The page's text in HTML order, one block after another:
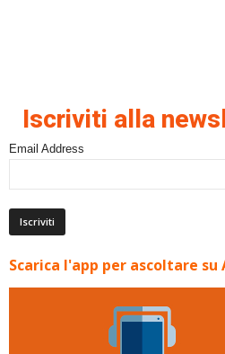
Iscriviti alla
Email Address
Scarica l'app per ascoltare su